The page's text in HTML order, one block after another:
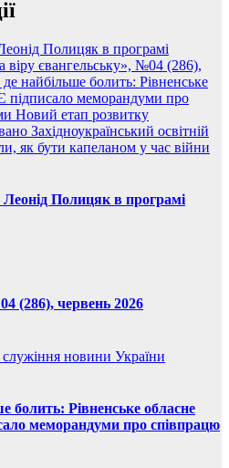
Полицяк в програмі
віру євангельську», №04 (286),
найбільше болить: Рівненське
меморандуми про
Новий етап розвитку
Західноукраїнський освітній
як бути капеланом у час війни
Леонід Полицяк в програмі
(286), червень 2026
служіння новини України
болить: Рівненське обласне
меморандуми про співпрацю